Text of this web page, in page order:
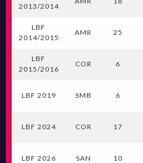
2013/2014
LBF
2014/2015
AMR 25
LBF
2015/2016
COR 6
LBF 2019 SMB 6
LBF 2024 COR 17
LBF 2026 SAN 10